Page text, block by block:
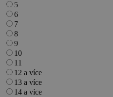
5
6
7
8
9
10
11
12 a více
13 a více
14 a více